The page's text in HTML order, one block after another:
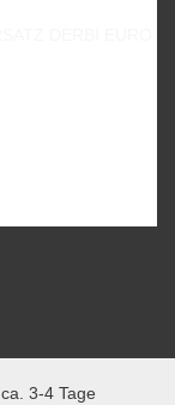
ca. 3-4 Tage